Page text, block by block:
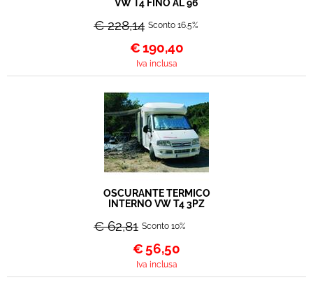
VW T4 FINO AL 96
€ 228,14 Sconto 16.5%
€190,40
Iva inclusa
OSCURANTE TERMICO
INTERNO VW T4 3PZ
€ 62,81 Sconto 10%
€ 56,50
Iva inclusa